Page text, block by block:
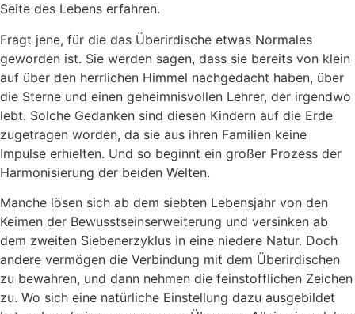
Seite des Lebens erfahren.
Fragt jene, für die das Überirdische etwas Normales
geworden ist. Sie werden sagen, dass sie bereits von klein
auf über den herrlichen Himmel nachgedacht haben, über
die Sterne und einen geheimnisvollen Lehrer, der irgendwo
lebt. Solche Gedanken sind diesen Kindern auf die Erde
zugetragen worden, da sie aus ihren Familien keine
Impulse erhielten. Und so beginnt ein großer Prozess der
Harmonisierung der beiden Welten.
Manche lösen sich ab dem siebten Lebensjahr von den
Keimen der Bewusstseinserweiterung und versinken ab
dem zweiten Siebenerzyklus in eine niedere Natur. Doch
andere vermögen die Verbindung mit dem Überirdischen
zu bewahren, und dann nehmen die feinstofflichen Zeichen
zu. Wo sich eine natürliche Einstellung dazu ausgebildet